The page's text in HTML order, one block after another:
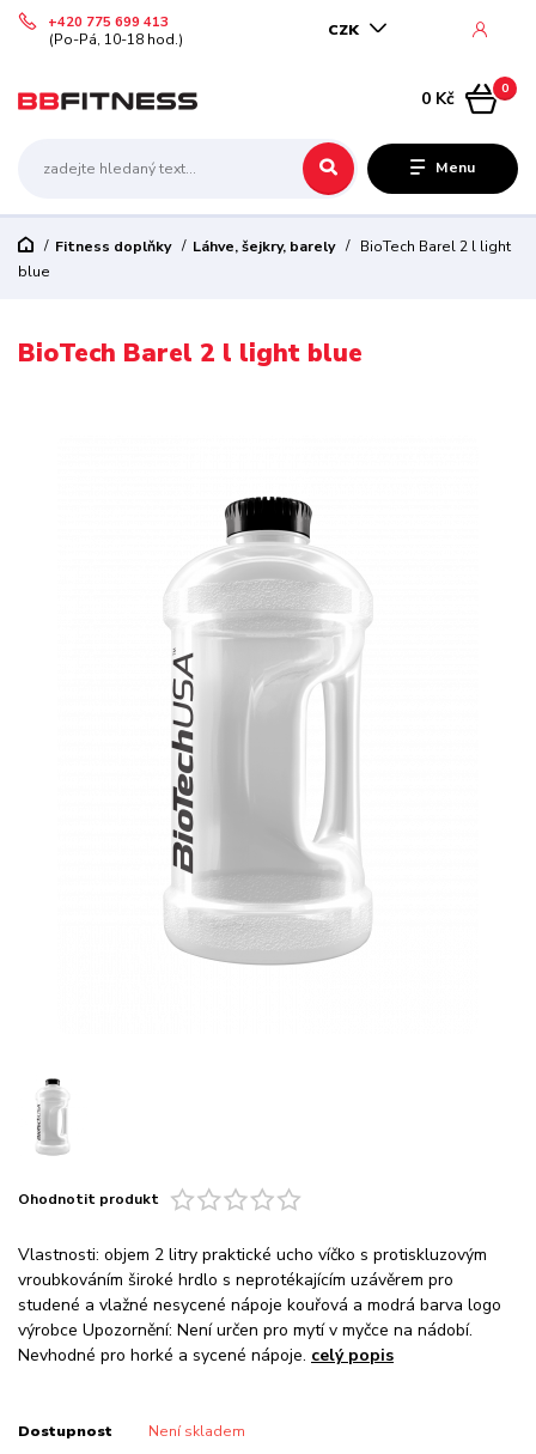
Menu
CZK
+420 775 699 413
(Po-Pá, 10-18 hod.)
0
0 Kč
Fitness doplňky Láhve, šejkry, barely
BioTech Barel 2 l light
blue
BioTech Barel 2 l light blue
Ohodnotit produkt
Vlastnosti: objem 2 litry praktické ucho víčko s protiskluzovým
vroubkováním široké hrdlo s neprotékajícím uzávěrem pro
studené a vlažné nesycené nápoje kouřová a modrá barva logo
výrobce Upozornění: Není určen pro mytí v myčce na nádobí.
Nevhodné pro horké a sycené nápoje. celý popis
Dostupnost Není skladem